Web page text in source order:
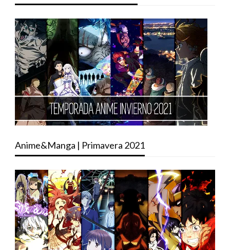
Anime&Manga | Primavera 2021